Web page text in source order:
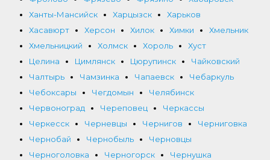
Ханты-Мансийск
Харцызск
Харьков
Хасавюрт
Херсон Хилок Химки
Хмельник
Хмельницкий
Холмск Хороль
Хуст
Целина
Цимлянск Цюрупинск
Чайковский
Чалтырь
Чамзинка Чапаевск
Чебаркуль
Чебоксары
Чегдомын
Челябинск
Червоноград
Череповец
Черкассы
Черкесск
Черневцы Чернигов
Черниговка
Чернобай
Чернобыль
Черновцы
Черноголовка
Черногорск
Чернушка